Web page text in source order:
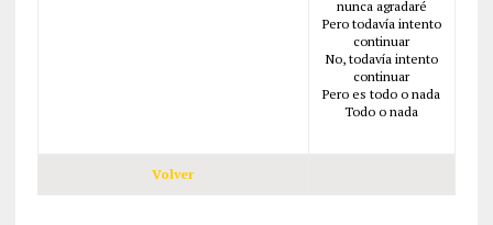
nunca agradaré
Pero todavía intento
continuar
No, todavía intento
continuar
Pero es todo o nada
Todo o nada
Volver